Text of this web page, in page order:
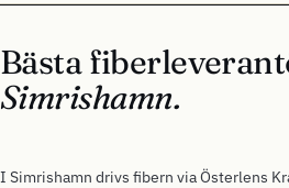
Bästa
Simrishamn.
I Simrishamn drivs fibern via Österlens